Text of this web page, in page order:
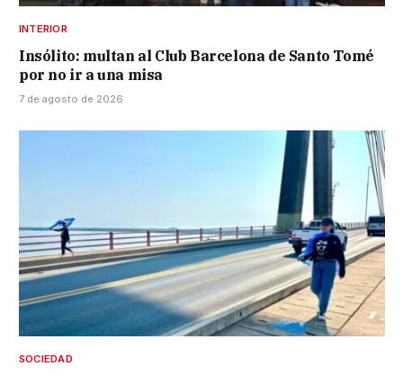
INTERIOR
Insólito: multan al Club Barcelona de Santo Tomé
por no ir a una misa
7 de agosto de 2026
SOCIEDAD